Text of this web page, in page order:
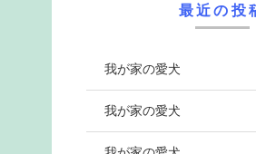
最近の投
我が家の愛犬
我が家の愛犬